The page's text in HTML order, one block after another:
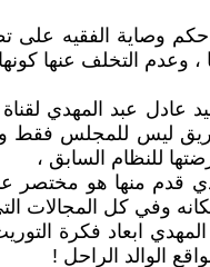
وصاية الفقيه على
، وعدم التخلف عنها
عبد المهدي لقناة
ليس للمجلس فقط
للنظام السابق ،
قدم منها هو مختصر
وفي كل المجالات
المهدي ابعاد فكرة
الوالد الراحل !